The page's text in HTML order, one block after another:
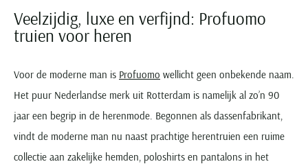
Veelzijdig, luxe en verfijnd: Profuomo
truien voor heren
Voor de moderne man is Profuomo wellicht geen onbekende naam.
Het puur Nederlandse merk uit Rotterdam is namelijk al zo’n 90
jaar een begrip in de herenmode. Begonnen als dassenfabrikant,
vindt de moderne man nu naast prachtige herentruien een ruime
collectie aan zakelijke hemden, poloshirts en pantalons in het